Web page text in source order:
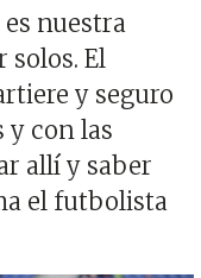
es nuestra
solos. El
y seguro
y con las
allí y saber
el futbolista